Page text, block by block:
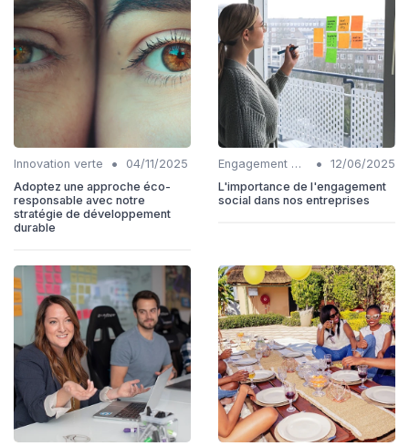
Innovation verte •
04/11/2025
Adoptez une approche éco-
responsable avec notre
stratégie de développement
durable
Engagement communautaire •
12/06/2025
L'importance de l'engagement
social dans nos entreprises